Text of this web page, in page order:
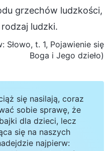
grzechów ludzkości,
ludzki.
Słowo, t. 1, Pojawienie się
Boga i Jego dzieło)
się nasilają, coraz
sobie sprawę, że
dla dzieci, lecz
się na naszych
najpierw: